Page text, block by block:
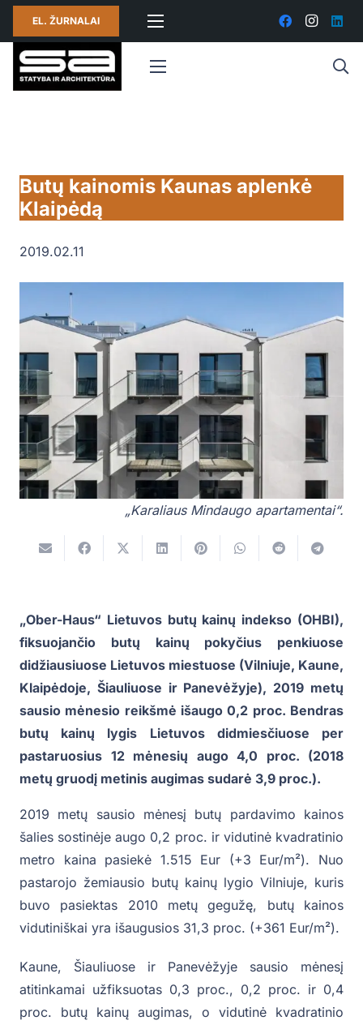
EL. ŽURNALAI
Butų kainomis Kaunas aplenkė
Klaipėdą
2019.02.11
„Karaliaus Mindaugo apartamentai“.
„Ober-Haus“ Lietuvos butų kainų indekso (OHBI),
fiksuojančio butų kainų pokyčius penkiuose
didžiausiuose Lietuvos miestuose (Vilniuje, Kaune,
Klaipėdoje, Šiauliuose ir Panevėžyje), 2019 metų
sausio mėnesio reikšmė išaugo 0,2 proc. Bendras
butų kainų lygis Lietuvos didmiesčiuose per
pastaruosius 12 mėnesių augo 4,0 proc. (2018
metų gruodį metinis augimas sudarė 3,9 proc.).
2019 metų sausio mėnesį butų pardavimo kainos
šalies sostinėje augo 0,2 proc. ir vidutinė kvadratinio
metro kaina pasiekė 1.515 Eur (+3 Eur/m²). Nuo
pastarojo žemiausio butų kainų lygio Vilniuje, kuris
buvo pasiektas 2010 metų gegužę, butų kainos
vidutiniškai yra išaugusios 31,3 proc. (+361 Eur/m²).
Kaune, Šiauliuose ir Panevėžyje sausio mėnesį
atitinkamai užfiksuotas 0,3 proc., 0,2 proc. ir 0,4
proc. butų kainų augimas, o vidutinė kvadratinio